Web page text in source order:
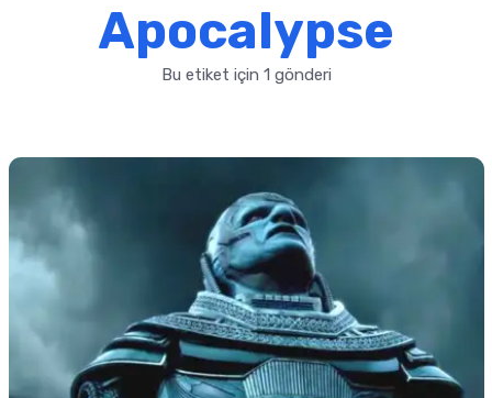
Apocalypse
Bu etiket için 1 gönderi